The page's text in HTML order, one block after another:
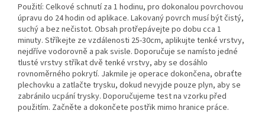
Použití: Celkové schnutí za 1 hodinu, pro dokonalou povrchovou
úpravu do 24 hodin od aplikace. Lakovaný povrch musí být čistý,
suchý a bez nečistot. Obsah protřepávejte po dobu cca 1
minuty. Stříkejte ze vzdálenosti 25-30cm, aplikujte tenké vrstvy,
nejdříve vodorovně a pak svisle. Doporučuje se namísto jedné
tlusté vrstvy stříkat dvě tenké vrstvy, aby se dosáhlo
rovnoměrného pokrytí. Jakmile je operace dokončena, obraťte
plechovku a zatlačte trysku, dokud nevyjde pouze plyn, aby se
zabránilo ucpání trysky. Doporučujeme test na vzorku před
použitím. Začněte a dokončete postřik mimo hranice práce.